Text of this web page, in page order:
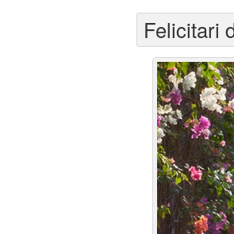
Felicitari